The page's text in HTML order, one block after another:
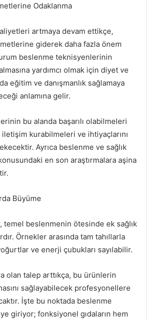
Odaklanma
artmaya devam ettikçe,
giderek daha fazla önem
beslenme teknisyenlerinin
yardımcı olmak için diyet ve
eğitim ve danışmanlık sağlamaya
anlamına gelir.
bu alanda başarılı olabilmeleri
kurabilmeleri ve ihtiyaçlarını
Ayrıca beslenme ve sağlık
en son araştırmalara aşina
Büyüme
temel beslenmenin ötesinde ek sağlık
Örnekler arasında tam tahıllarla
ve enerji çubukları sayılabilir.
olan talep arttıkça, bu ürünlerin
sağlayabilecek profesyonellere
İşte bu noktada beslenme
giriyor; fonksiyonel gıdaların hem